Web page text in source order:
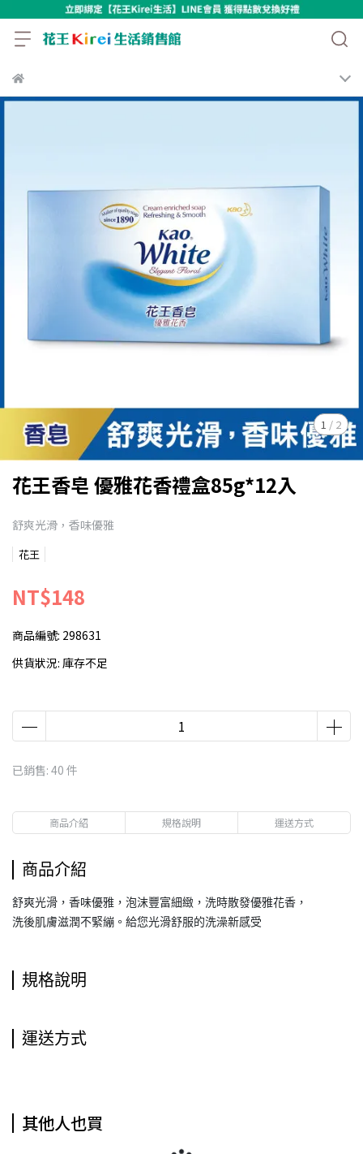
1 / 2
花王香皂 優雅花香禮盒85g*12入
舒爽光滑，香味優雅
花王
NT$148
商品編號: 298631
供貨狀況: 庫存不足
已銷售: 40 件
商品介紹 規格說明 運送方式
商品介紹
舒爽光滑，香味優雅，泡沫豐富細緻，洗時散發優雅花香，
洗後肌膚滋潤不緊繃。給您光滑舒服的洗澡新感受
規格說明
運送方式
其他人也買